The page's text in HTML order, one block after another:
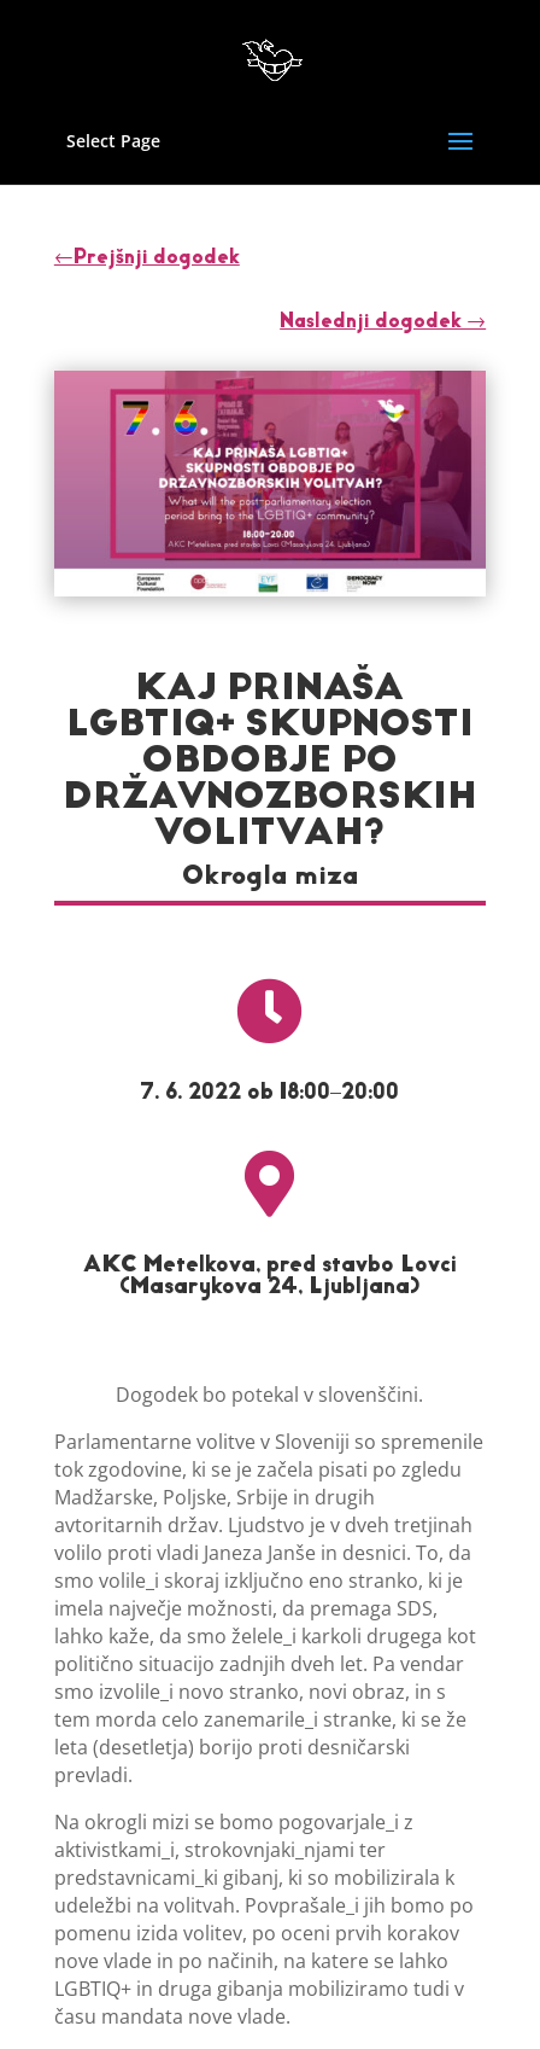
Select Page
←Prejšnji dogodek
Naslednji dogodek →
KAJ PRINAŠA
LGBTIQ+ SKUPNOSTI
OBDOBJE PO
DRŽAVNOZBORSKIH
VOLITVAH?
Okrogla miza

7. 6. 2022 ob 18:00–20:00

AKC Metelkova, pred stavbo Lovci
(Masarykova 24, Ljubljana)
Dogodek bo potekal v slovenščini.
Parlamentarne volitve v Sloveniji so spremenile
tok zgodovine, ki se je začela pisati po zgledu
Madžarske, Poljske, Srbije in drugih
avtoritarnih držav. Ljudstvo je v dveh tretjinah
volilo proti vladi Janeza Janše in desnici. To, da
smo volile_i skoraj izključno eno stranko, ki je
imela največje možnosti, da premaga SDS,
lahko kaže, da smo želele_i karkoli drugega kot
politično situacijo zadnjih dveh let. Pa vendar
smo izvolile_i novo stranko, novi obraz, in s
tem morda celo zanemarile_i stranke, ki se že
leta (desetletja) borijo proti desničarski
prevladi.
Na okrogli mizi se bomo pogovarjale_i z
aktivistkami_i, strokovnjaki_njami ter
predstavnicami_ki gibanj, ki so mobilizirala k
udeležbi na volitvah. Povprašale_i jih bomo po
pomenu izida volitev, po oceni prvih korakov
nove vlade in po načinih, na katere se lahko
LGBTIQ+ in druga gibanja mobiliziramo tudi v
času mandata nove vlade.